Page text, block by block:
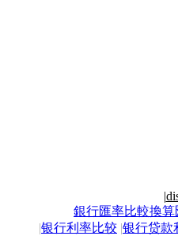
|
銀行匯率比較換算
|银行利率比较 |银行贷款